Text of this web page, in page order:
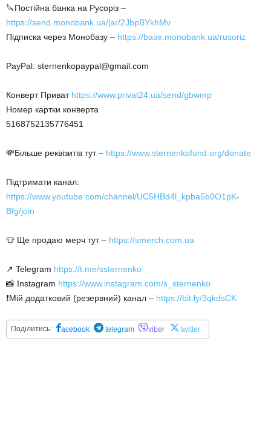
🔪Постійна банка на Русоріз –
https://send.monobank.ua/jar/2JbpBYkhMv
Підписка через Монобазу – https://base.monobank.ua/rusoriz
PayPal: sternenkopaypal@gmail.com
Конверт Приват https://www.privat24.ua/send/gbwmp
Номер картки конверта
5168752135776451
💸Більше реквізитів тут – https://www.sternenkofund.org/donate
Підтримати канал:
https://www.youtube.com/channel/UC5HBd4l_kpba5b0O1pK-
Bfg/join
👕 Ще продаю мерч тут – https://smerch.com.ua
↗️ Telegram https://t.me/ssternenko
📸 Instagram https://www.instagram.com/s_sternenko
❗️Мій додатковий (резервний) канал – https://bit.ly/3qkdsCK
Поділитись: acebook telegram viber twitter